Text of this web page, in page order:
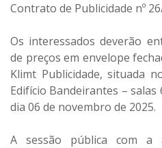
Contrato de Publicidade nº
Os interessados deverão
de preços em envelope
Klimt Publicidade, situada
Edifício Bandeirantes – salas
dia 06 de novembro de 2025.
A sessão pública com a